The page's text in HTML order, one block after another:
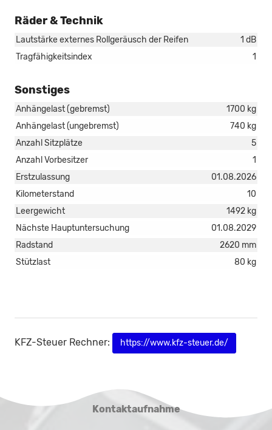
Räder & Technik
Lautstärke externes Rollgeräusch der Reifen
1 dB
Tragfähigkeitsindex
1
Sonstiges
Anhängelast (gebremst)
1700 kg
Anhängelast (ungebremst)
740 kg
Anzahl Sitzplätze
5
Anzahl Vorbesitzer
1
Erstzulassung
01.08.2026
Kilometerstand
10
Leergewicht
1492 kg
Nächste Hauptuntersuchung
01.08.2029
Radstand
2620 mm
Stützlast
80 kg
KFZ-Steuer Rechner: https://www.kfz-steuer.de/
Kontaktaufnahme